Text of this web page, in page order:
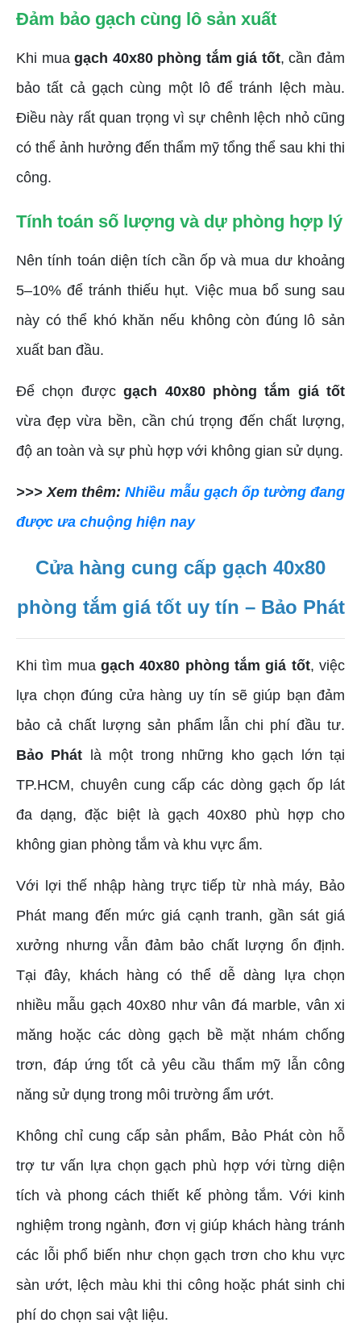
Đảm bảo gạch cùng lô sản xuất
Khi muagạch 40x80 phòng tắm giá tốt, cần đảm
bảo tất cả gạch cùng một lô để tránh lệch màu.
Điều này rất quan trọng vì sự chênh lệch nhỏ cũng
có thể ảnh hưởng đến thẩm mỹ tổng thể sau khi thi
công.
Tính toán số lượng và dự phòng hợp lý
Nên tính toán diện tích cần ốp và mua dư khoảng
5–10% để tránh thiếu hụt. Việc mua bổ sung sau
này có thể khó khăn nếu không còn đúng lô sản
xuất ban đầu.
Để chọn đượcgạch 40x80 phòng tắm giá tốt
vừa đẹp vừa bền, cần chú trọng đến chất lượng,
độ an toàn và sự phù hợp với không gian sử dụng.
>>> Xem thêm:Nhiều mẫu gạch ốp tường đang
được ưa chuộng hiện nay
Cửa hàng cung cấp gạch 40x80
phòng tắm giá tốt uy tín – Bảo Phát
Khi tìm mua gạch 40x80 phòng tắm giá tốt, việc
lựa chọn đúng cửa hàng uy tín sẽ giúp bạn đảm
bảo cả chất lượng sản phẩm lẫn chi phí đầu tư.
Bảo Phát là một trong những kho gạch lớn tại
TP.HCM, chuyên cung cấp các dòng gạch ốp lát
đa dạng, đặc biệt là gạch 40x80 phù hợp cho
không gian phòng tắm và khu vực ẩm.
Với lợi thế nhập hàng trực tiếp từ nhà máy, Bảo
Phát mang đến mức giá cạnh tranh, gần sát giá
xưởng nhưng vẫn đảm bảo chất lượng ổn định.
Tại đây, khách hàng có thể dễ dàng lựa chọn
nhiều mẫu gạch 40x80 như vân đá marble, vân xi
măng hoặc các dòng gạch bề mặt nhám chống
trơn, đáp ứng tốt cả yêu cầu thẩm mỹ lẫn công
năng sử dụng trong môi trường ẩm ướt.
Không chỉ cung cấp sản phẩm, Bảo Phát còn hỗ
trợ tư vấn lựa chọn gạch phù hợp với từng diện
tích và phong cách thiết kế phòng tắm. Với kinh
nghiệm trong ngành, đơn vị giúp khách hàng tránh
các lỗi phổ biến như chọn gạch trơn cho khu vực
sàn ướt, lệch màu khi thi công hoặc phát sinh chi
phí do chọn sai vật liệu.